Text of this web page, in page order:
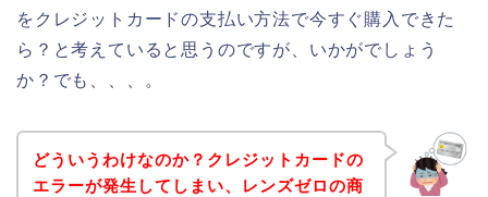
をクレジットカードの支払い方法で今すぐ購入できた
ら？と考えていると思うのですが、いかがでしょう
か？でも、、、。
どういうわけなのか？クレジットカードの
エラーが発生してしまい、レンズゼロの商